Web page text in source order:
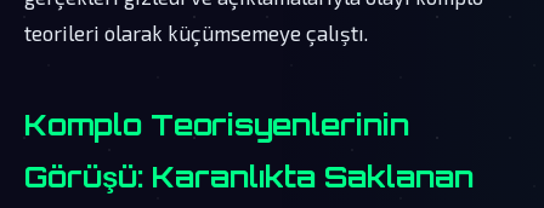
teorileri olarak küçümsemeye çalıştı.
Komplo Teorisyenlerinin
Görüşü: Karanlıkta Saklanan